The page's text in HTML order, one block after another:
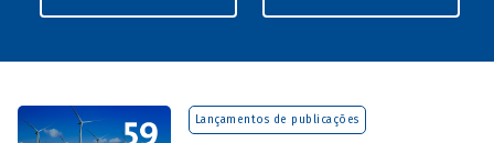
Lançamentos de publicações